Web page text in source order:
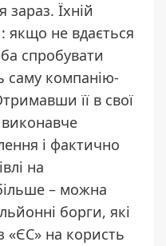
зараз. Їхній
якщо не вдається
спробувати
саму компанію-
її в свої
і фактично
на
– можна
борги, які
«ЄС» на користь